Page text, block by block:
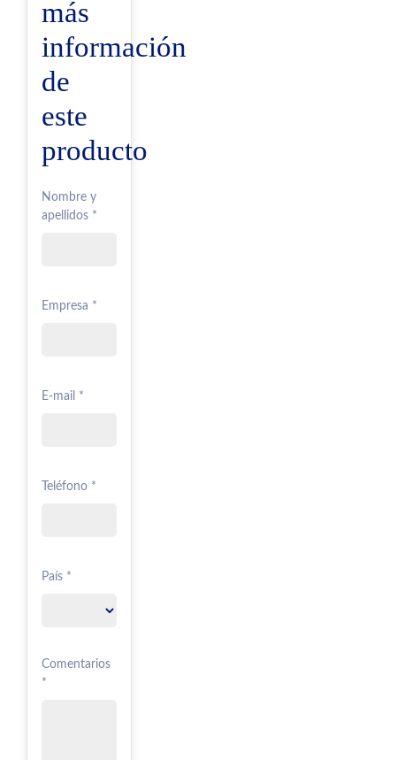
más
información
de
este
producto
Nombre y
apellidos *
Empresa *
E-mail *
Teléfono *
País *
Comentarios
*